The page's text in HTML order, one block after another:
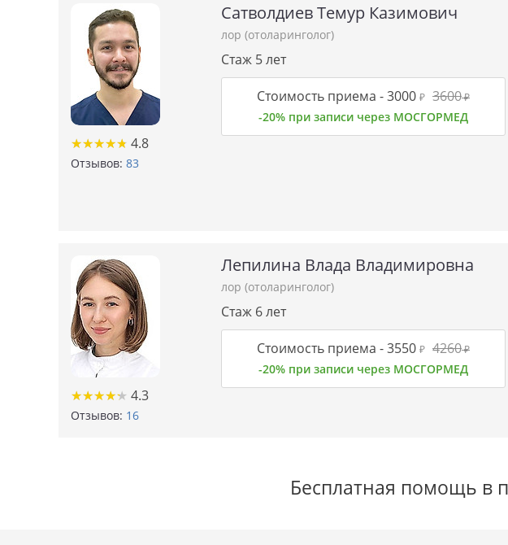
★★★★★
★★★★★ 4.8
Отзывов: 83
Сатволдиев Темур Казимович
лор (отоларинголог)
Стаж 5 лет
Стоимость приема -3000 ₽ 3600₽
-20% при записи через МОСГОРМЕД
★★★★★
★★★★★ 4.3
Отзывов: 16
Лепилина Влада Владимировна
лор (отоларинголог)
Стаж 6 лет
Стоимость приема -3550 ₽ 4260₽
-20% при записи через МОСГОРМЕД
Бесплатная помощь в